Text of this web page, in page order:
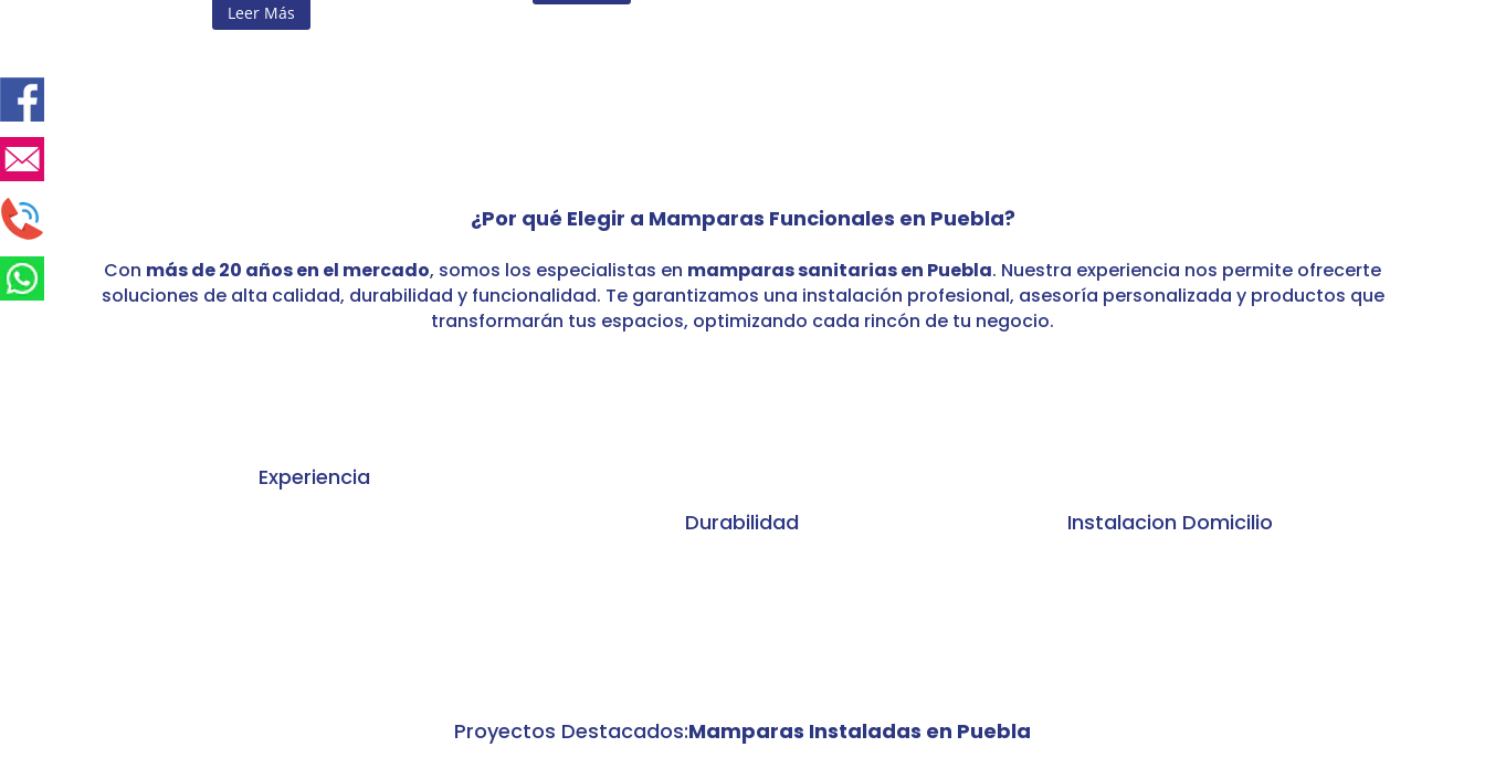
Leer Más
¿Por qué Elegir a Mamparas Funcionales en Puebla?
Con más de 20 años en el mercado, somos los especialistas en mamparas sanitarias en Puebla. Nuestra experiencia nos permite ofrecerte
soluciones de alta calidad, durabilidad y funcionalidad. Te garantizamos una instalación profesional, asesoría personalizada y productos que
transformarán tus espacios, optimizando cada rincón de tu negocio.
Experiencia
Durabilidad
Instalacion Domicilio
Proyectos Destacados:Mamparas Instaladas en Puebla